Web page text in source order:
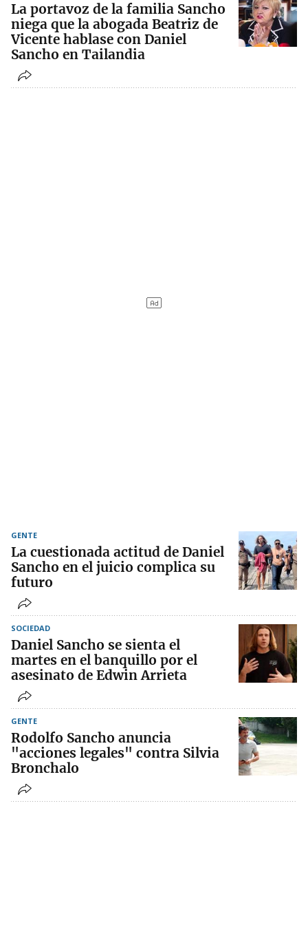
La portavoz de la familia Sancho
niega que la abogada Beatriz de
Vicente hablase con Daniel
Sancho en Tailandia
GENTE
La cuestionada actitud de Daniel
Sancho en el juicio complica su
futuro
SOCIEDAD
Daniel Sancho se sienta el
martes en el banquillo por el
asesinato de Edwin Arrieta
GENTE
Rodolfo Sancho anuncia
"acciones legales" contra Silvia
Bronchalo